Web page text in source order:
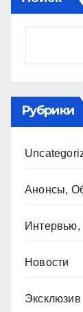
Рубрики
Анонсы,
Интервью,
Новости
Эксклюзив